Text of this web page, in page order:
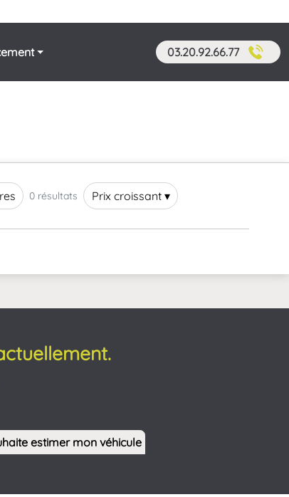
03.20.92.66.77
0 résultats Prix croissant ▾
estimer mon véhicule